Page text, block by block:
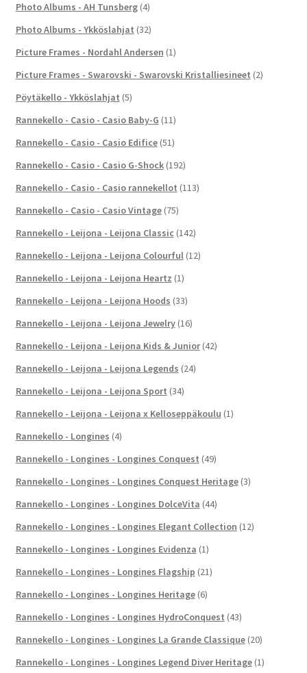
Photo Albums - AH Tunsberg (4)
Photo Albums - Ykköslahjat (32)
Picture Frames - Nordahl Andersen (1)
Picture Frames - Swarovski - Swarovski Kristalliesineet (2)
Pöytäkello - Ykköslahjat (5)
Rannekello - Casio - Casio Baby-G (11)
Rannekello - Casio - Casio Edifice (51)
Rannekello - Casio - Casio G-Shock (192)
Rannekello - Casio - Casio rannekellot (113)
Rannekello - Casio - Casio Vintage (75)
Rannekello - Leijona - Leijona Classic (142)
Rannekello - Leijona - Leijona Colourful (12)
Rannekello - Leijona - Leijona Heartz (1)
Rannekello - Leijona - Leijona Hoods (33)
Rannekello - Leijona - Leijona Jewelry (16)
Rannekello - Leijona - Leijona Kids & Junior (42)
Rannekello - Leijona - Leijona Legends (24)
Rannekello - Leijona - Leijona Sport (34)
Rannekello - Leijona - Leijona x Kelloseppäkoulu (1)
Rannekello - Longines (4)
Rannekello - Longines - Longines Conquest (49)
Rannekello - Longines - Longines Conquest Heritage (3)
Rannekello - Longines - Longines DolceVita (44)
Rannekello - Longines - Longines Elegant Collection (12)
Rannekello - Longines - Longines Evidenza (1)
Rannekello - Longines - Longines Flagship (21)
Rannekello - Longines - Longines Heritage (6)
Rannekello - Longines - Longines HydroConquest (43)
Rannekello - Longines - Longines La Grande Classique (20)
Rannekello - Longines - Longines Legend Diver Heritage (1)